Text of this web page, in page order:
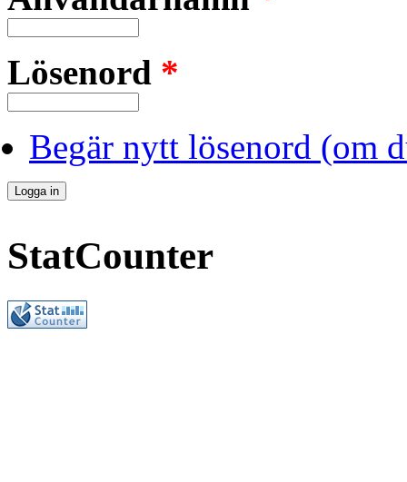
Lösenord *
Begär nytt lösenord (om
StatCounter